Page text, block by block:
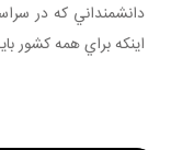
دانشمنداني که در
اينکه براي همه کشور